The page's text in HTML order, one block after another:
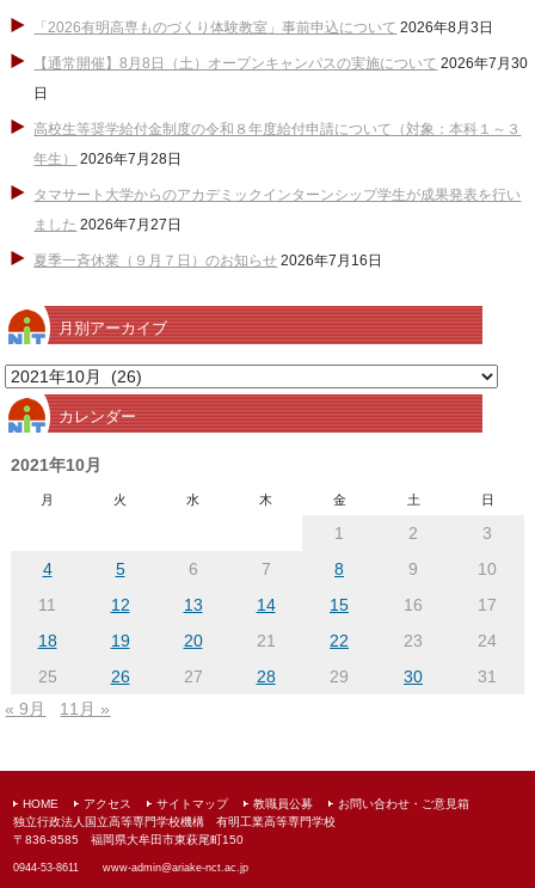
「2026有明高専ものづくり体験教室」事前申込について 2026年8月3日
【通常開催】8月8日（土）オープンキャンパスの実施について 2026年7月30
日
高校生等奨学給付金制度の令和８年度給付申請について（対象：本科１～３
年生）
2026年7月28日
タマサート大学からのアカデミックインターンシップ学生が成果発表を行い
ました 2026年7月27日
夏季一斉休業（９月７日）のお知らせ 2026年7月16日
月別アーカイブ
月
別
ア
ー
カレンダー
2021年10月
月 火 水 木 金 土 日
1 2
3
4
5 6 7 8 9
10
11
12 13 14 15 16
17
18
19 20 21 22 23
24
25
26 27 28 29 30
31
« 9月
11月 »
HOME アクセス サイトマップ 教職員公募
お問い合わせ・ご意見箱
独立行政法人国立高等専門学校機構 有明工業高等専門学校
〒836-8585 福岡県大牟田市東萩尾町150
0944-53-8611 www-admin@ariake-nct.ac.jp